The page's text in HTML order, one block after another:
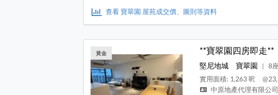
查看 寶翠園 屋苑成交價、圖則等資料
黃金 **寶翠園四房即走**
堅尼地城 寶翠園 |
8
實用面積: 1,263 呎
中原地產代理有限公司